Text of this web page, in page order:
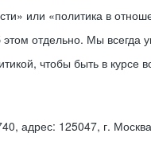
или «политика в
отдельно. Мы всегда
чтобы быть в
125047, г. Москва,